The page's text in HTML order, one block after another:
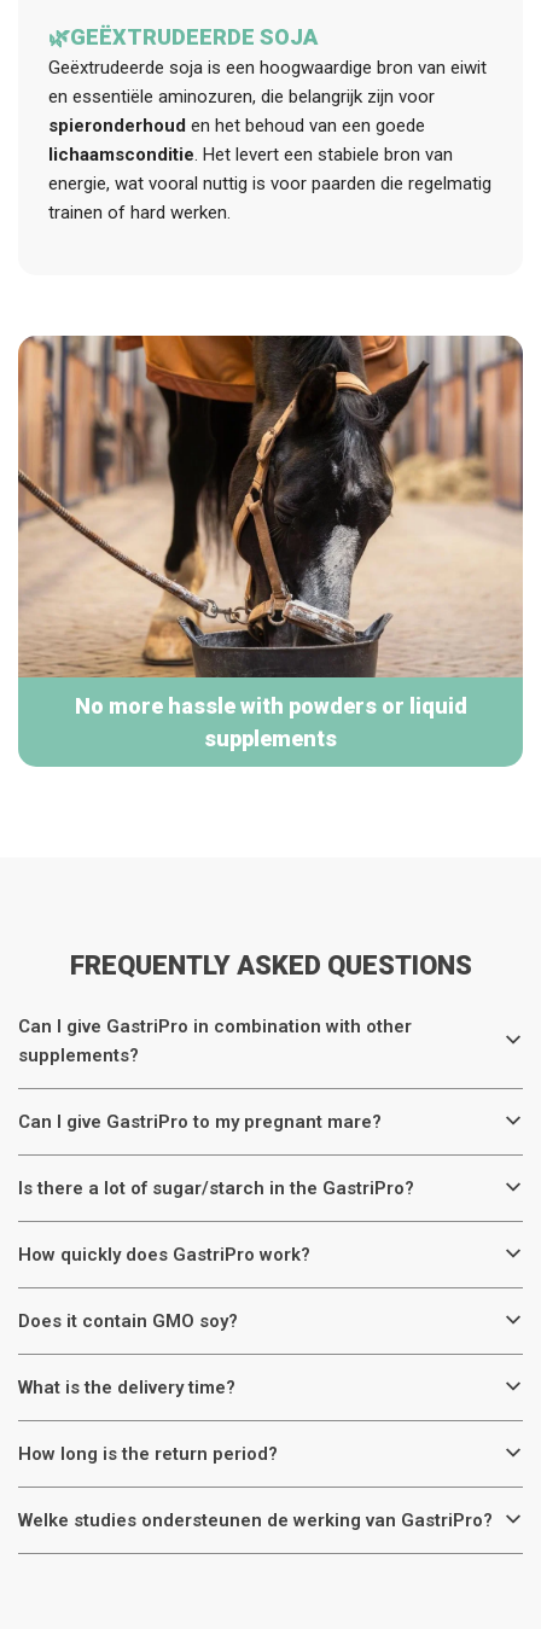
🌿GEËXTRUDEERDE SOJA
Geëxtrudeerde soja is een hoogwaardige bron van eiwit
en essentiële aminozuren, die belangrijk zijn voor
spieronderhoud en het behoud van een goede
lichaamsconditie. Het levert een stabiele bron van
energie, wat vooral nuttig is voor paarden die regelmatig
trainen of hard werken.
No more hassle with powders or liquid
supplements
FREQUENTLY ASKED QUESTIONS
Can I give GastriPro in combination with other
supplements?
Can I give GastriPro to my pregnant mare?
Is there a lot of sugar/starch in the GastriPro?
How quickly does GastriPro work?
Does it contain GMO soy?
What is the delivery time?
How long is the return period?
Welke studies ondersteunen de werking van GastriPro?